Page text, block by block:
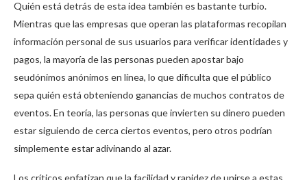
Quién está detrás de esta idea también es bastante turbio.
Mientras que las empresas que operan las plataformas recopilan
información personal de sus usuarios para verificar identidades y
pagos, la mayoría de las personas pueden apostar bajo
seudónimos anónimos en línea, lo que dificulta que el público
sepa quién está obteniendo ganancias de muchos contratos de
eventos. En teoría, las personas que invierten su dinero pueden
estar siguiendo de cerca ciertos eventos, pero otros podrían
simplemente estar adivinando al azar.
Los críticos enfatizan que la facilidad y rapidez de unirse a estas